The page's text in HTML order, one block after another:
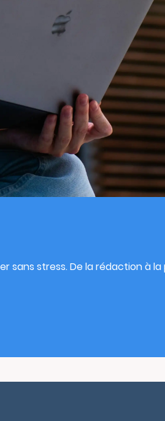
sans stress. De la rédaction à